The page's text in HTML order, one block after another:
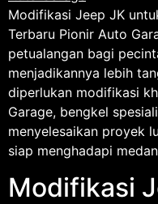
Modifikasi Jeep JK
Terbaru Pionir Auto
petualangan bagi
menjadikannya lebih
diperlukan modifikasi
Garage, bengkel
menyelesaikan proyek
siap menghadapi
Modifikasi